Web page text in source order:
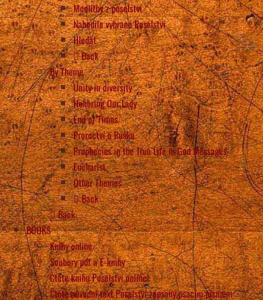
Modlitby z poselství
Nahodile vybrané Poselství
Hledat
Back
By Theme
Unity in diversity
Honoring Our Lady
End of Times
Proroctví o Rusku
Prophecies in the True Life in God Messages
Eucharist
Other Themes
Back
Back
BOOKS
Knihy online
Soubory pdf a E-knihy
Čtěte knihu Poselství online
Čtěte původní text Poselství zapsaný psacím písmem